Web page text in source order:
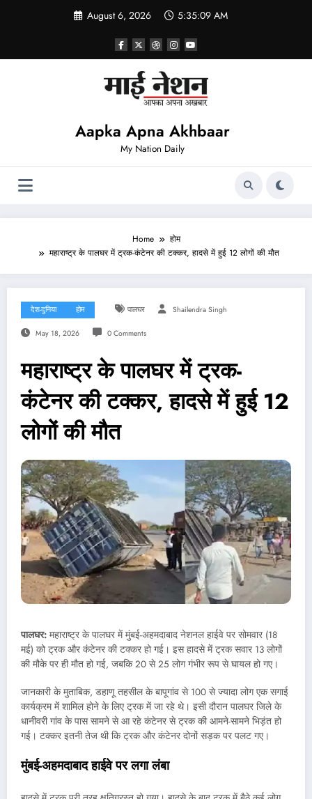
August 6, 2026 5:35:09 AM
Aapka Apna Akhbaar
My Nation Daily
Home
होम
महाराष्ट्र के पालघर में ट्रक-कंटेनर की टक्कर, हादसे में हुई 12 लोगों की मौत
देश-दुनिया होम पालघर Shailendra Singh
May 18, 2026 0 Comments
महाराष्ट्र के पालघर में ट्रक-
कंटेनर की टक्कर, हादसे में हुई 12
लोगों की मौत
पालघर: महाराष्ट्र के पालघर में मुंबई-अहमदाबाद नेशनल हाईवे पर सोमवार (18
मई) को ट्रक और कंटेनर की टक्कर हो गई। इस हादसे में ट्रक सवार 13 लोगों
की मौके पर ही मौत हो गई, जबकि 20 से 25 लोग गंभीर रूप से घायल हो गए।
जानकारी के मुताबिक, डहाणू तहसील के बापूगांव से 100 से ज्यादा लोग एक सगाई
कार्यक्रम में शामिल होने के लिए ट्रक में जा रहे थे। इसी दौरान पालघर जिले के
धानीवरी गांव के पास सामने से आ रहे कंटेनर से ट्रक की आमने-सामने भिड़ंत हो
गई। टक्कर इतनी तेज थी कि ट्रक और कंटेनर दोनों सड़क पर पलट गए।
मुंबई-अहमदाबाद हाईवे पर लगा लंबा